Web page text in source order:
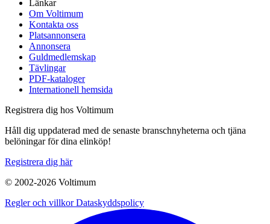
Länkar
Om Voltimum
Kontakta oss
Platsannonsera
Annonsera
Guldmedlemskap
Tävlingar
PDF-kataloger
Internationell hemsida
Registrera dig hos Voltimum
Håll dig uppdaterad med de senaste branschnyheterna och tjäna
belöningar för dina elinköp!
Registrera dig här
© 2002-2026 Voltimum
Regler och villkorDataskyddspolicy